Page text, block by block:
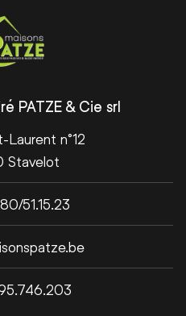
PATZE & Cie srl
Laurent n°12
Stavelot
51.15.23